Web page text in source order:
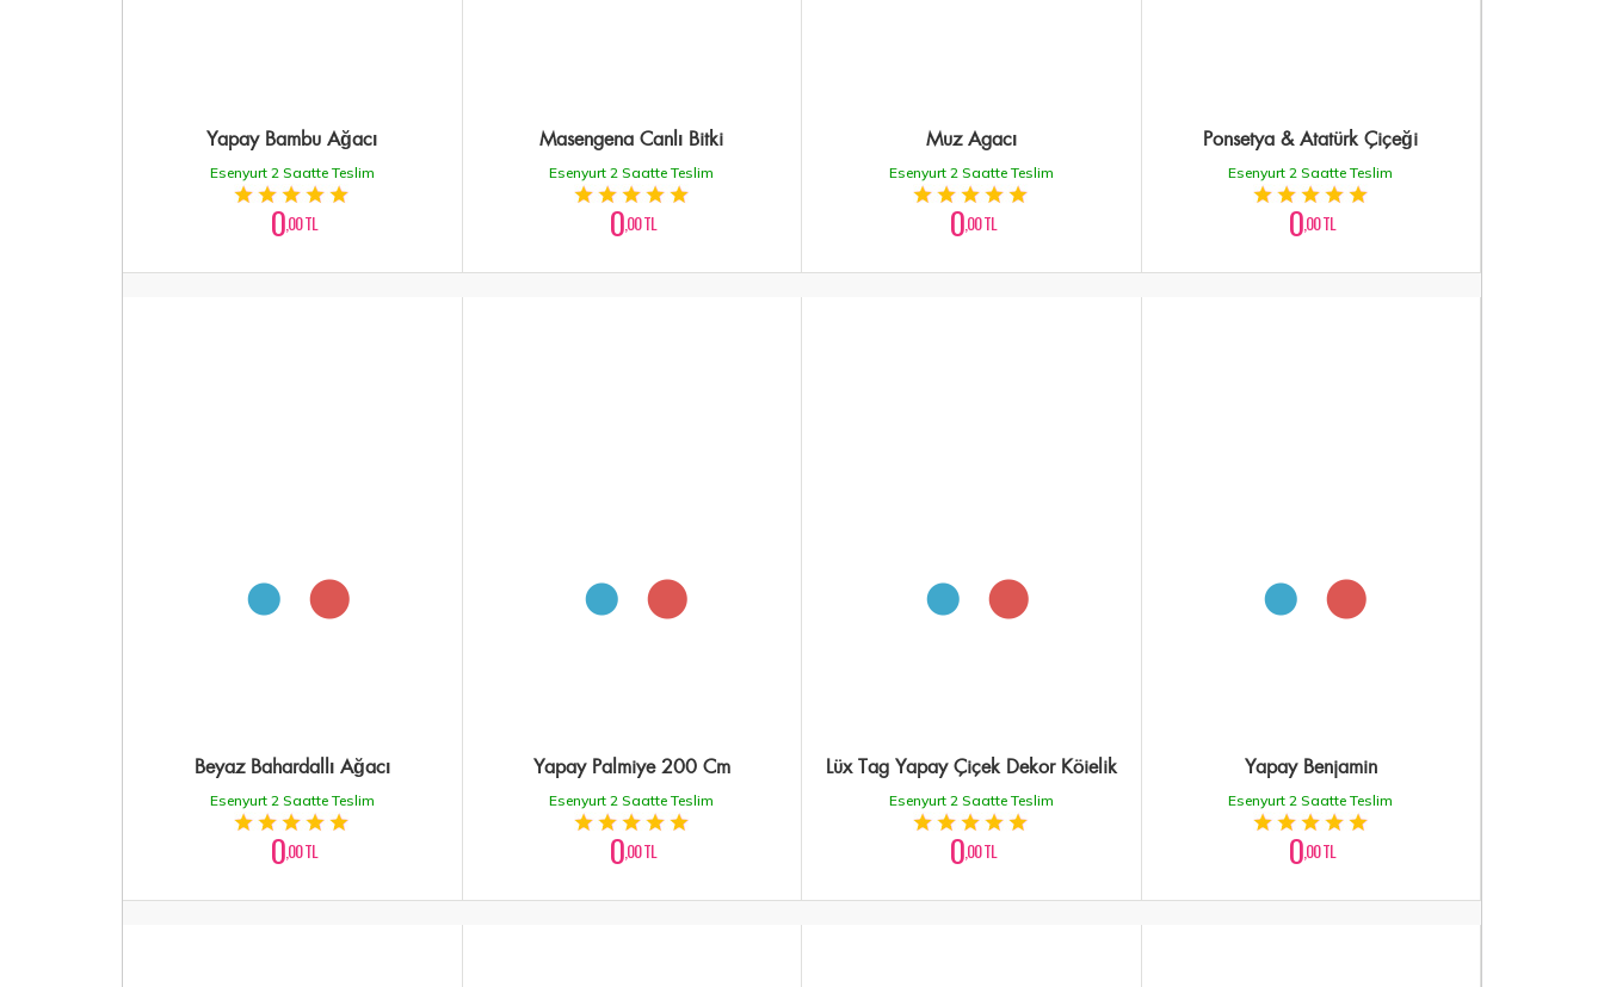
Yapay Bambu Ağacı
Esenyurt 2 Saatte Teslim
0,00 TL
Masengena Canlı Bitki
Esenyurt 2 Saatte Teslim
0,00 TL
Muz Agacı
Esenyurt 2 Saatte Teslim
0,00 TL
Ponsetya & Atatürk Çiçeği
Esenyurt 2 Saatte Teslim
0,00 TL
Beyaz Bahardallı Ağacı
Esenyurt 2 Saatte Teslim
0,00 TL
Yapay Palmiye 200 Cm
Esenyurt 2 Saatte Teslim
0,00 TL
Lüx Tag Yapay Çiçek Dekor Köielik
Esenyurt 2 Saatte Teslim
0,00 TL
Yapay Benjamin
Esenyurt 2 Saatte Teslim
0,00 TL